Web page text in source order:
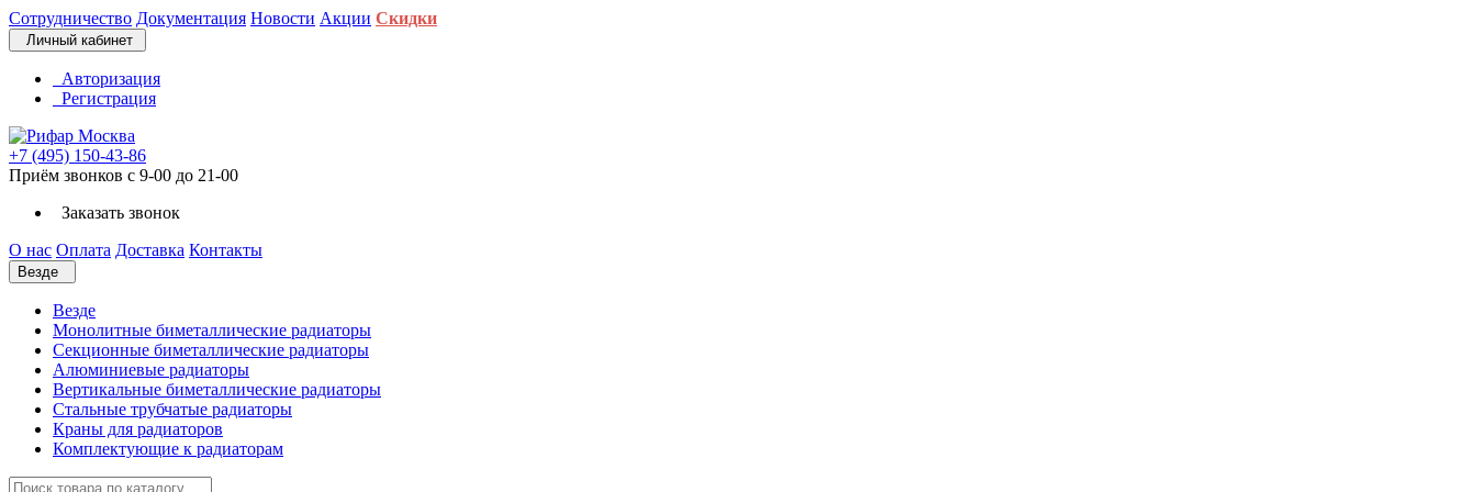
Сотрудничество Документация Новости Акции Скидки
Личный кабинет
Авторизация
Регистрация
+7 (495) 150-43-86
Приём звонков с 9-00 до 21-00
Заказать звонок
О нас Оплата Доставка Контакты
Везде
Везде
Монолитные биметаллические радиаторы
Секционные биметаллические радиаторы
Алюминиевые радиаторы
Вертикальные биметаллические радиаторы
Стальные трубчатые радиаторы
Краны для радиаторов
Комплектующие к радиаторам